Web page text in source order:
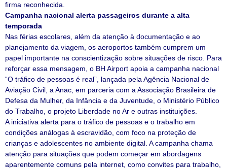
firma reconhecida.
Campanha nacional alerta passageiros durante a alta
temporada
Nas férias escolares, além da atenção à documentação e ao
planejamento da viagem, os aeroportos também cumprem um
papel importante na conscientização sobre situações de risco. Para
reforçar essa mensagem, o BH Airport apoia a campanha nacional
“O tráfico de pessoas é real”, lançada pela Agência Nacional de
Aviação Civil, a Anac, em parceria com a Associação Brasileira de
Defesa da Mulher, da Infância e da Juventude, o Ministério Público
do Trabalho, o projeto Liberdade no Ar e outras instituições.
A iniciativa alerta para o tráfico de pessoas e o trabalho em
condições análogas à escravidão, com foco na proteção de
crianças e adolescentes no ambiente digital. A campanha chama
atenção para situações que podem começar em abordagens
aparentemente comuns pela internet, como convites para trabalho,